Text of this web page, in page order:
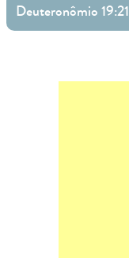
Deuteronômio 19:21